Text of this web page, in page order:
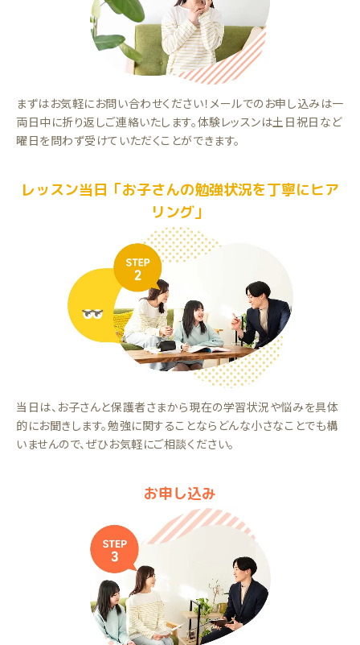
まずはお気軽にお問い合わせください！メールでのお申し込みは一
両日中に折り返しご連絡いたします。体験レッスンは土日祝日など
曜日を問わず受けていただくことができます。
レッスン当日「お子さんの勉強状況を丁寧にヒア
リング」
当日は、お子さんと保護者さまから現在の学習状況や悩みを具体
的にお聞きします。勉強に関することならどんな小さなことでも構
いませんので、ぜひお気軽にご相談ください。
お申し込み